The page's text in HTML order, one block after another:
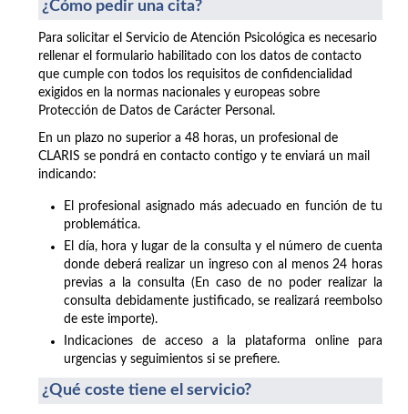
¿Cómo pedir una cita?
Para solicitar el Servicio de Atención Psicológica es necesario
rellenar el formulario habilitado con los datos de contacto
que cumple con todos los requisitos de confidencialidad
exigidos en la normas nacionales y europeas sobre
Protección de Datos de Carácter Personal.
En un plazo no superior a 48 horas, un profesional de
CLARIS se pondrá en contacto contigo y te enviará un mail
indicando:
El profesional asignado más adecuado en función de tu
problemática.
El día, hora y lugar de la consulta y el número de cuenta
donde deberá realizar un ingreso con al menos 24 horas
previas a la consulta (En caso de no poder realizar la
consulta debidamente justificado, se realizará reembolso
de este importe).
Indicaciones de acceso a la plataforma online para
urgencias y seguimientos si se prefiere.
¿Qué coste tiene el servicio?